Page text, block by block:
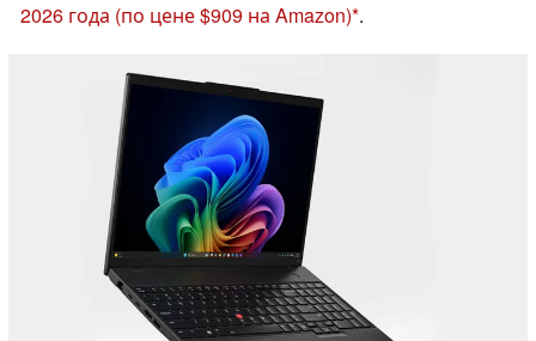
2026 года (по цене $909 на Amazon) .